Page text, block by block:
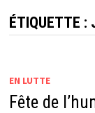
ÉTIQUETTE :
EN LUTTE
Fête de